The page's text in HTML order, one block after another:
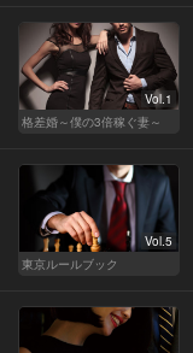
Vol.1
格差婚～僕の3倍稼ぐ妻～
Vol.5
東京ルールブック